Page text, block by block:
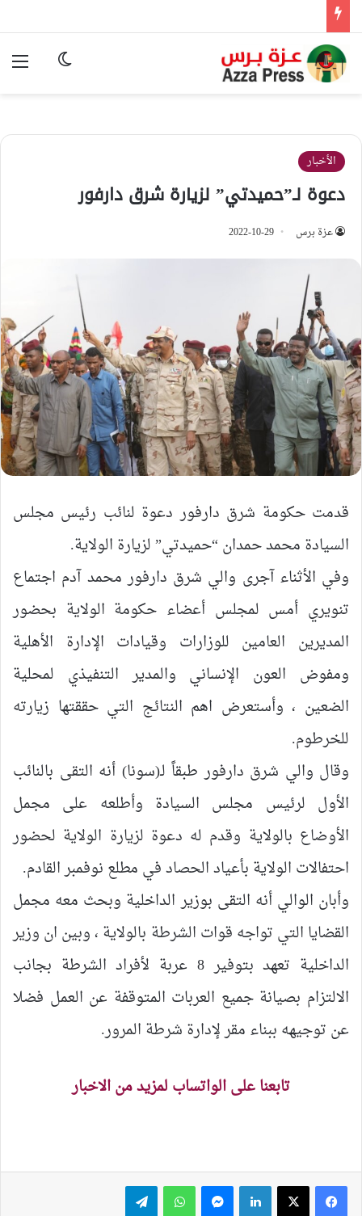
الوضع
الأخبار
دعوة لـ”حميدتي” لزيارة شرق دارفور
عزة برس 2022-10-29
قدمت حكومة شرق دارفور دعوة لنائب رئيس مجلس
السيادة محمد حمدان “حميدتي” لزيارة الولاية.
وفي الأثناء آجرى والي شرق دارفور محمد آدم اجتماع
تنويري أمس لمجلس أعضاء حكومة الولاية بحضور
المديرين العامين للوزارات وقيادات الإدارة الأهلية
ومفوض العون الإنساني والمدير التنفيذي لمحلية
الضعين ، وأستعرض اهم النتائج التي حققتها زيارته
للخرطوم.
وقال والي شرق دارفور طبقاً لـ(سونا) أنه التقى بالنائب
الأول لرئيس مجلس السيادة وأطلعه على مجمل
الأوضاع بالولاية وقدم له دعوة لزيارة الولاية لحضور
احتفالات الولاية بأعياد الحصاد في مطلع نوفمبر القادم.
وأبان الوالي أنه التقى بوزير الداخلية وبحث معه مجمل
القضايا التي تواجه قوات الشرطة بالولاية ، وبين ان وزير
الداخلية تعهد بتوفير 8 عربة لأفراد الشرطة بجانب
الالتزام بصيانة جميع العربات المتوقفة عن العمل فضلا
عن توجيهه ببناء مقر لإدارة شرطة المرور.
تابعنا على الواتساب لمزيد من الاخبار
لينكدإن ماسنجر واتساب تيلقرام